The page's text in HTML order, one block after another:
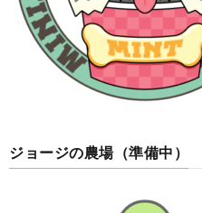
ジョージの農場（準備中）